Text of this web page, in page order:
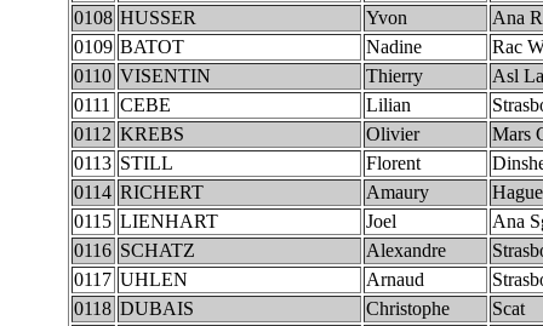
0108 HUSSER Yvon
Ana
0109 BATOT Nadine
Rac
0110 VISENTIN Thierry
Asl
0111
CEBE Lilian
0112 KREBS Olivier
Mars
0113 STILL Florent
0114 RICHERT Amaury
0115 LIENHART Joel
Ana
0116 SCHATZ Alexandre
0117 UHLEN Arnaud
0118 DUBAIS Christophe
Scat